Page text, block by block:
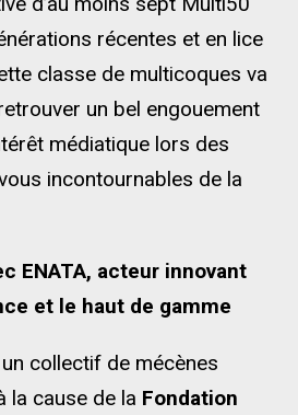
récentes et en lice
classe de multicoques va
un bel engouement
médiatique lors des
incontournables de la
ENATA, acteur innovant
et le haut de gamme
collectif de mécènes
la cause de la Fondation